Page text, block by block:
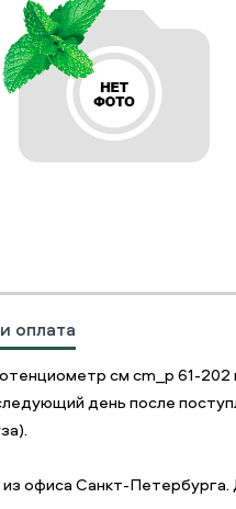
оплата
см cm_p 61-
день после
офиса Санкт-Петербурга.